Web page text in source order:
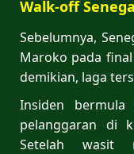
Walk-off
Sebelumnya,
Maroko pada final
demikian, laga
Insiden
pelanggaran di
Setelah wasit